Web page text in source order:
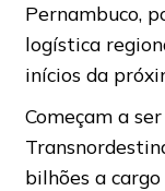
Pernambuco,
logística
inícios da
Começam a
bilhões a